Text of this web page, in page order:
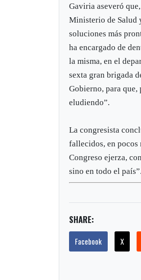
Gaviria aseveró
Ministerio de Salud
soluciones más
ha encargado de
la misma, en el
sexta gran brigada
Gobierno, para
eludiendo”.
La congresista
fallecidos, en pocos
Congreso ejerza,
sino en todo el país”.
SHARE:
Facebook X